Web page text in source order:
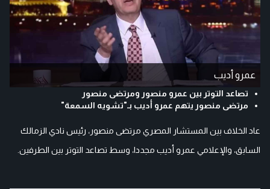
عمرو أديب
تصاعد التوتر بين عمرو منصور ومرتضى منصور
مرتضى منصور يتهم عمرو أديب بـ"تشويه السمعة"
عاد الخلاف بين المستشار المصري مرتضى منصور، رئيس نادي الزمالك
السابق، والإعلامي عمرو أديب مجددا، وسط تصاعد التوتر بين الطرفين.